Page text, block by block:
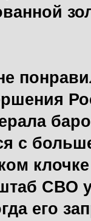
с
СВО
его